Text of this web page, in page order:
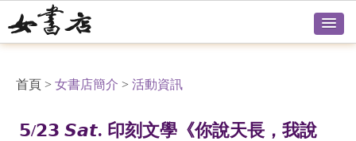
首頁 > 女書店簡介 > 活動資訊
𝟱/𝟮𝟯 𝙎𝙖𝙩. 印刻文學《你說天長，我說